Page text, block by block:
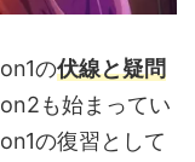
の伏線と疑問
も始まってい
の復習として